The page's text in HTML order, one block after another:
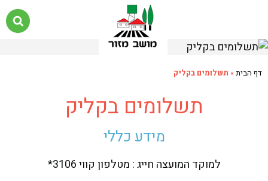
דף הבית» תשלומים בקליק
תשלומים בקליק
מידע כללי
למוקד המועצה חייג : מטלפון קווי 3106*